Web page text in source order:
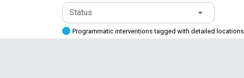
Status
Programmatic interventions tagged with detailed locations